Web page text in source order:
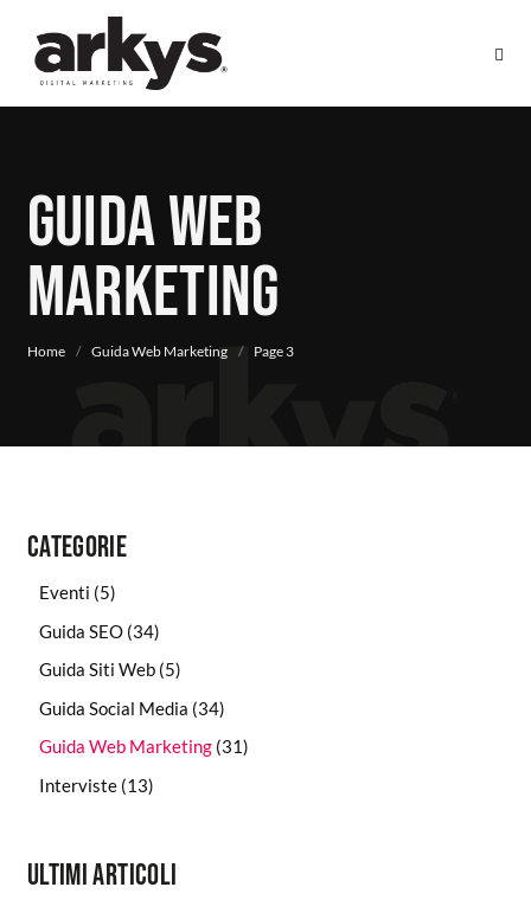
Guida Web
Marketing
Home / Guida Web Marketing / Page 3
Categorie
Eventi (5)
Guida SEO(34)
Guida Siti Web(5)
Guida Social Media (34)
Guida Web Marketing(31)
Interviste(13)
Ultimi articoli